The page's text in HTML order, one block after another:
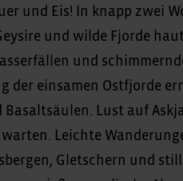
und Eis! In knapp zwei
und wilde Fjorde
und
der einsamen Ostfjorde
Lust auf
Leichte
Gletschern und